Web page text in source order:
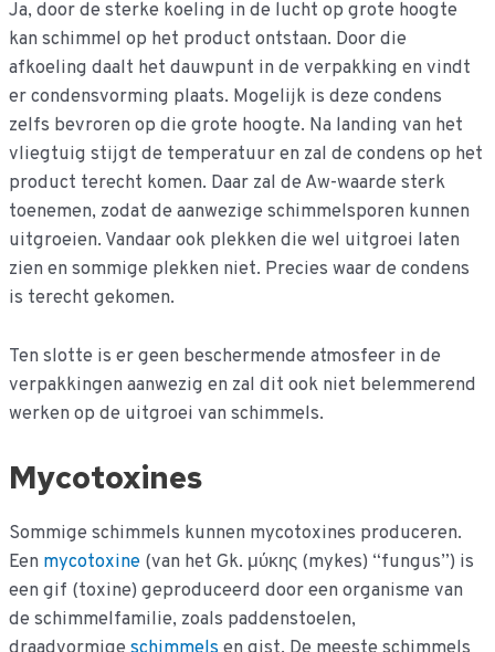
Ja, door de sterke koeling in de lucht op grote hoogte
kan schimmel op het product ontstaan. Door die
afkoeling daalt het dauwpunt in de verpakking en vindt
er condensvorming plaats. Mogelijk is deze condens
zelfs bevroren op die grote hoogte. Na landing van het
vliegtuig stijgt de temperatuur en zal de condens op het
product terecht komen. Daar zal de Aw-waarde sterk
toenemen, zodat de aanwezige schimmelsporen kunnen
uitgroeien. Vandaar ook plekken die wel uitgroei laten
zien en sommige plekken niet. Precies waar de condens
is terecht gekomen.
Ten slotte is er geen beschermende atmosfeer in de
verpakkingen aanwezig en zal dit ook niet belemmerend
werken op de uitgroei van schimmels.
Mycotoxines
Sommige schimmels kunnen mycotoxines produceren.
Een mycotoxine (van het Gk. μύκης (mykes) “fungus”) is
een gif (toxine) geproduceerd door een organisme van
de schimmelfamilie, zoals paddenstoelen,